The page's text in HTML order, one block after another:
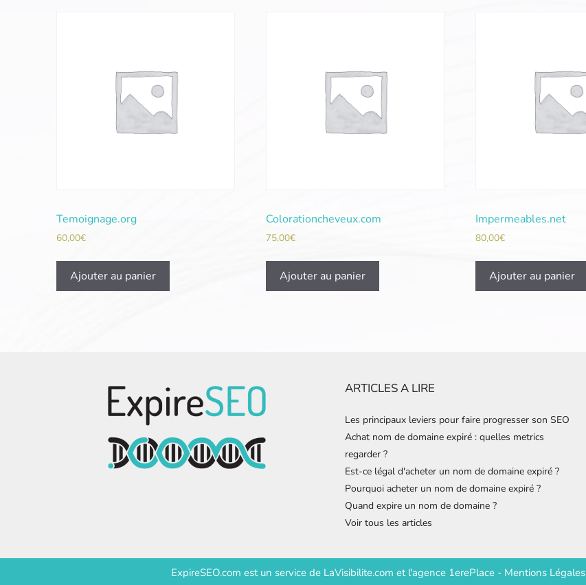
Temoignage.org
60,00€
Ajouter au panier
Colorationcheveux.com
75,00€
Ajouter au panier
Impermeables.net
80,00€
Ajouter au panier
ARTICLES A LIRE
Les principaux leviers pour faire progresser son SEO
Achat nom de domaine expiré : quelles metrics
regarder ?
Est-ce légal d'acheter un nom de domaine expiré ?
Pourquoi acheter un nom de domaine expiré ?
Quand expire un nom de domaine ?
Voir tous les articles
ExpireSEO.com est un service de LaVisibilite.com etl'agence 1erePlace - Mentions Légales